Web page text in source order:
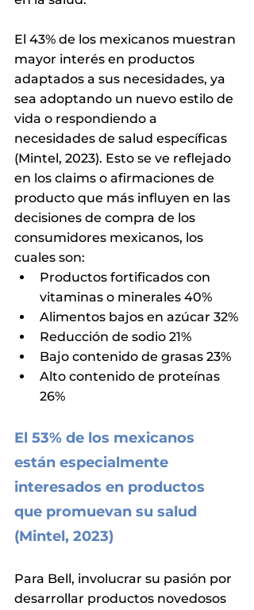
El 43% de los mexicanos muestran
mayor interés en productos
adaptados a sus necesidades, ya
sea adoptando un nuevo estilo de
vida o respondiendo a
necesidades de salud específicas
(Mintel, 2023). Esto se ve reflejado
en los claims o afirmaciones de
producto que más influyen en las
decisiones de compra de los
consumidores mexicanos, los
cuales son:
Productos fortificados con
vitaminas o minerales 40%
Alimentos bajos en azúcar 32%
Reducción de sodio 21%
Bajo contenido de grasas 23%
Alto contenido de proteínas
26%
El 53% de los mexicanos
están especialmente
interesados en productos
que promuevan su salud
(Mintel, 2023)
Para Bell, involucrar su pasión por
desarrollar productos novedosos